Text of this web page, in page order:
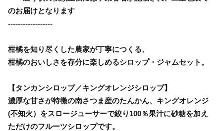
のお届けとなります
------------------
柑橘を知り尽くした農家が丁寧につくる、
柑橘のおいしさを存分に楽しめるシロップ・ジャムセット。
【タンカンシロップ／キングオレンジシロップ】
濃厚な甘さが特徴の南さつま産のたんかん、キングオレンジ
(不知火）をスロージューサーで絞り100％果汁に砂糖を加え
ただけのフルーツシロップです。